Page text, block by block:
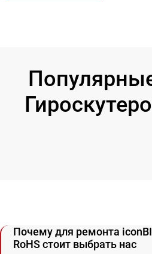
Почему для ремонта
RoHS стоит выбрать нас